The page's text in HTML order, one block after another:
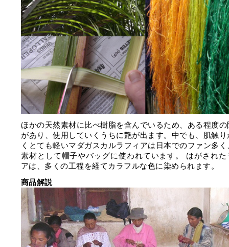
ほかの天然素材に比べ樹脂を含んでいるため、ある程度
があり、使用していくうちに艶が出ます。中でも、肌触
くとても軽いマダガスカルラフィアは日本でのファン多
素材として帽子やバッグに使われています。 はがされた
アは、多くの工程を経てカラフルな色に染められます。
商品解説